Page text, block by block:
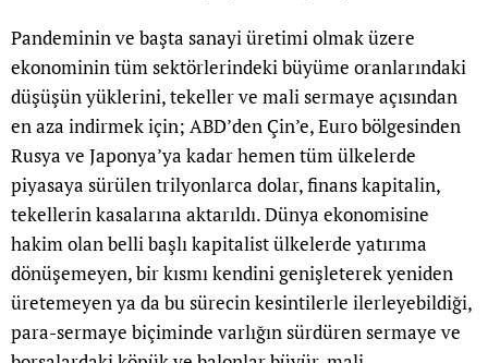
Pandeminin ve başta sanayi üretimi olmak üzere
ekonominin tüm sektörlerindeki büyüme oranlarındaki
düşüşün yüklerini, tekeller ve mali sermaye açısından
en aza indirmek için; ABD’den Çin’e, Euro bölgesinden
Rusya ve Japonya’ya kadar hemen tüm ülkelerde
piyasaya sürülen trilyonlarca dolar, finans kapitalin,
tekellerin kasalarına aktarıldı. Dünya ekonomisine
hakim olan belli başlı kapitalist ülkelerde yatırıma
dönüşemeyen, bir kısmı kendini genişleterek yeniden
üretemeyen ya da bu sürecin kesintilerle ilerleyebildiği,
para-sermaye biçiminde varlığın sürdüren sermaye ve